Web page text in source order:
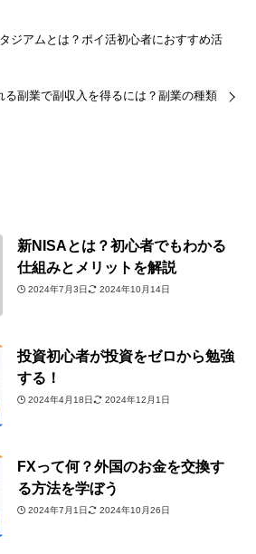
ジアムとは？ポイ活初心者におすすめ活
る副業で副収入を得るには？副業の種類
新NISAとは？初心者でもわかる
仕組みとメリットを解説
2024年7月3日 2024年10月14日
投資初心者が投資をゼロから勉強
する！
2024年4月18日 2024年12月1日
FXって何？外国のお金を交換す
る方法を学ぼう
2024年7月1日 2024年10月26日